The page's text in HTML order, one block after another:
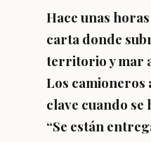
Hace unas
carta donde
territorio y mar
Los camioneros
clave cuando
“Se están